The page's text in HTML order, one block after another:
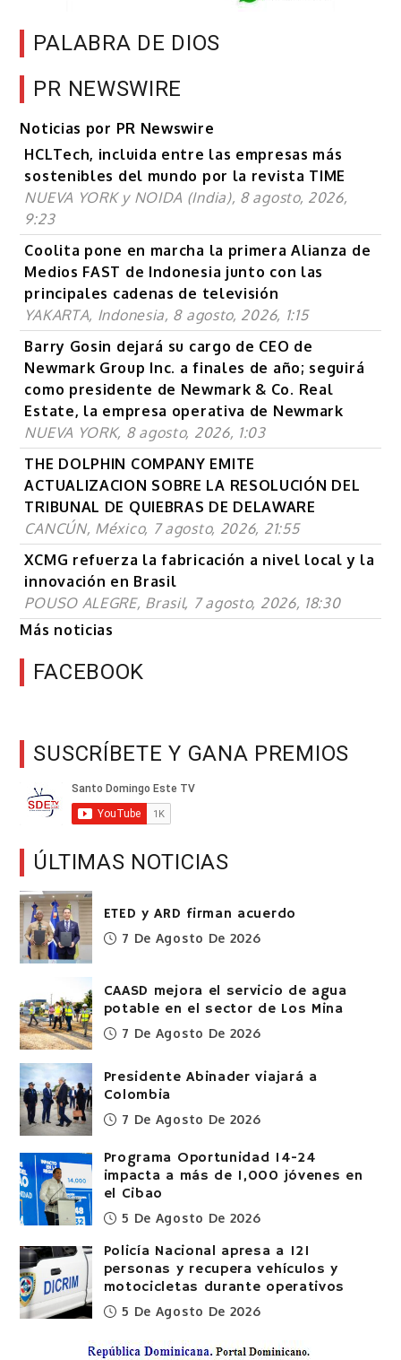
PALABRA DE DIOS
PR NEWSWIRE
Noticias por PR Newswire
HCLTech, incluida entre las empresas más
sostenibles del mundo por la revista TIME
NUEVA YORK y NOIDA (India), 8 agosto, 2026,
9:23
Coolita pone en marcha la primera Alianza de
Medios FAST de Indonesia junto con las
principales cadenas de televisión
YAKARTA, Indonesia, 8 agosto, 2026, 1:15
Barry Gosin dejará su cargo de CEO de
Newmark Group Inc. a finales de año; seguirá
como presidente de Newmark & Co. Real
Estate, la empresa operativa de Newmark
NUEVA YORK, 8 agosto, 2026, 1:03
THE DOLPHIN COMPANY EMITE
ACTUALIZACION SOBRE LA RESOLUCIÓN DEL
TRIBUNAL DE QUIEBRAS DE DELAWARE
CANCÚN, México, 7 agosto, 2026, 21:55
XCMG refuerza la fabricación a nivel local y la
innovación en Brasil
POUSO ALEGRE, Brasil, 7 agosto, 2026, 18:30
Más noticias
FACEBOOK
SUSCRÍBETE Y GANA PREMIOS
ÚLTIMAS NOTICIAS
ETED y ARD firman acuerdo
7 De Agosto De 2026
CAASD mejora el servicio de agua
potable en el sector de Los Mina
7 De Agosto De 2026
Presidente Abinader viajará a
Colombia
7 De Agosto De 2026
Programa Oportunidad 14-24
impacta a más de 1,000 jóvenes en
el Cibao
5 De Agosto De 2026
Policía Nacional apresa a 121
personas y recupera vehículos y
motocicletas durante operativos
5 De Agosto De 2026